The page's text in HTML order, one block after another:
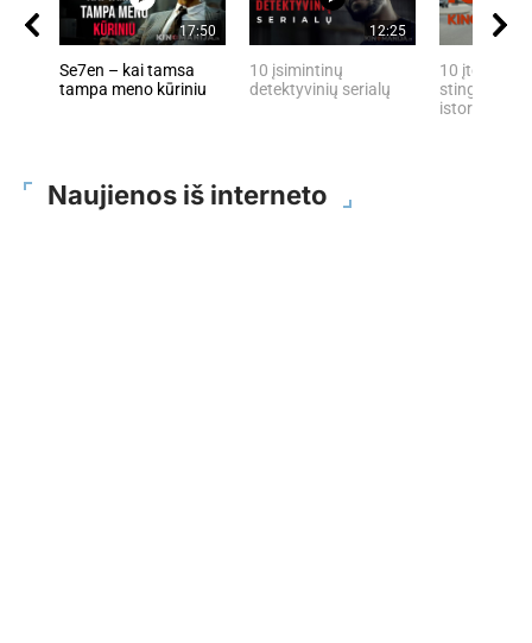
17:50
Se7en – kai tamsa
tampa meno kūriniu
12:25
10 įsimintinų
detektyvinių serialų
10 įtemptų,
stingdančių
istorijų
Naujienos iš interneto